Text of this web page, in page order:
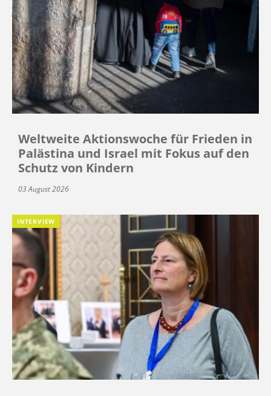
Weltweite Aktionswoche für Frieden in
Palästina und Israel mit Fokus auf den
Schutz von Kindern
03 August 2026
INTERVIEW